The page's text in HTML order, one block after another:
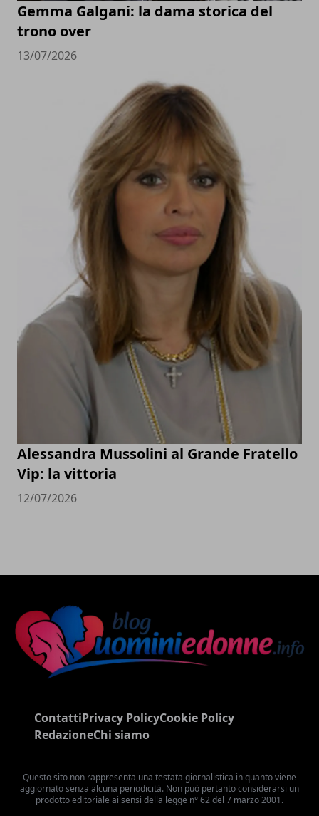
Gemma Galgani: la dama storica del
trono over
13/07/2026
Alessandra Mussolini al Grande Fratello
Vip: la vittoria
12/07/2026
ContattiPrivacy PolicyCookie Policy
RedazioneChi siamo
Questo sito non rappresenta una testata giornalistica in quanto viene
aggiornato senza alcuna periodicità. Non può pertanto considerarsi un
prodotto editoriale ai sensi della legge n° 62 del 7 marzo 2001.